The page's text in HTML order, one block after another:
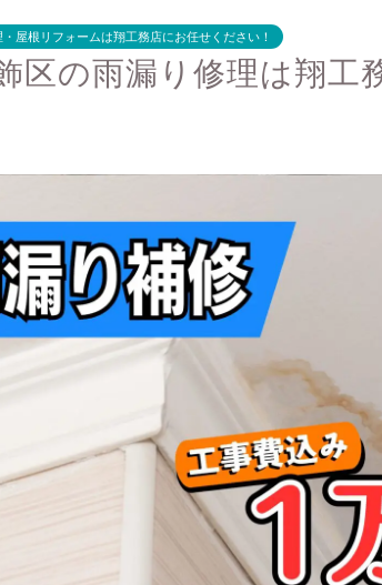
屋根リフォームは翔工務店にお任せください！
区の雨漏り修理は翔工